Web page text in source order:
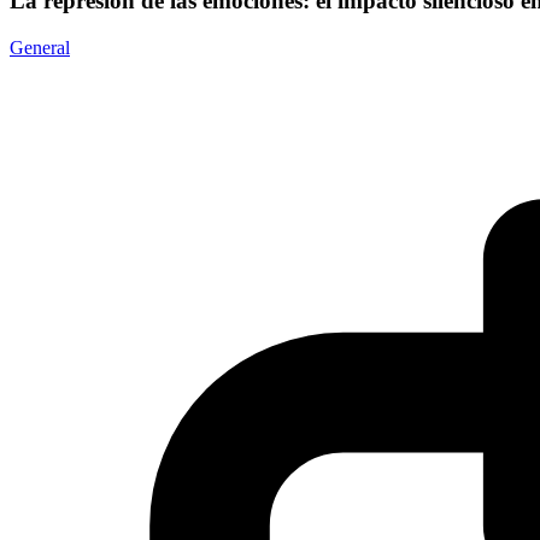
General